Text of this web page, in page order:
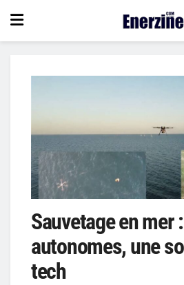
Sauvetage en mer
autonomes, une
tech